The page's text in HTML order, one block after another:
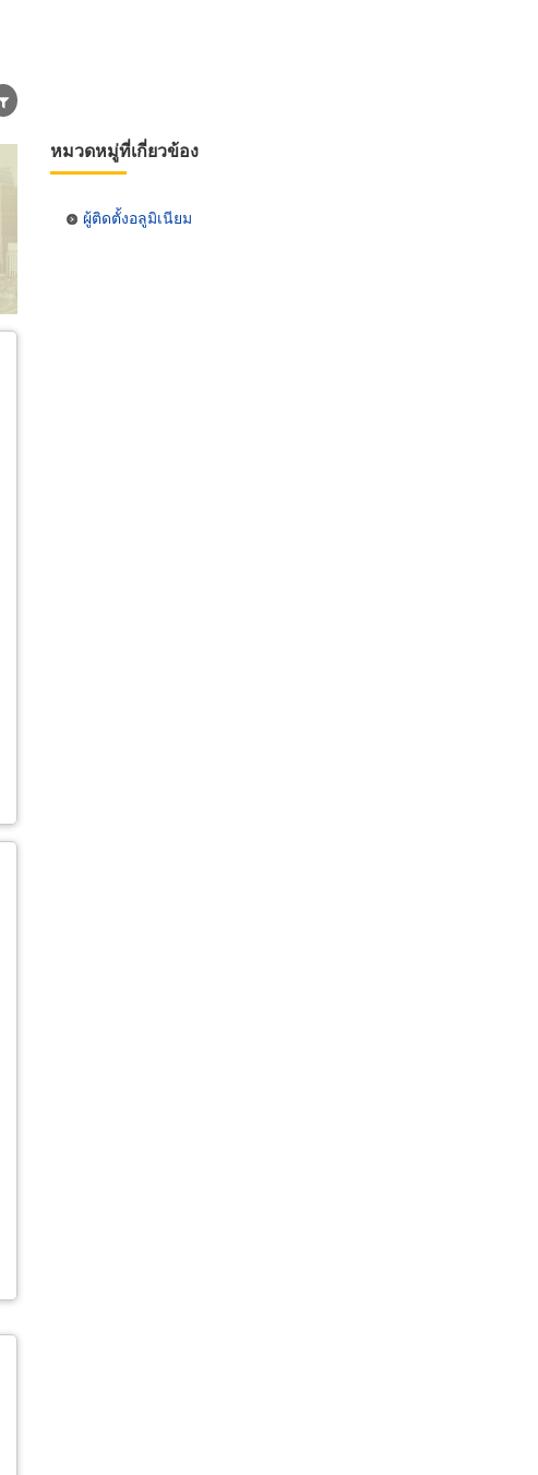
หมวดหมู่ที่เกี่ยวข้อง
ผู้ติดตั้งอลูมิเนียม